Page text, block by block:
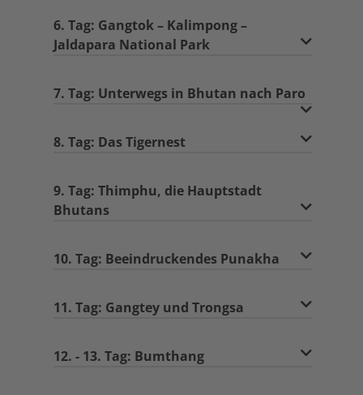
6. Tag: Gangtok – Kalimpong –
Jaldapara National Park
7. Tag: Unterwegs in Bhutan nach Paro
8. Tag: Das Tigernest
9. Tag: Thimphu, die Hauptstadt
Bhutans
10. Tag: Beeindruckendes Punakha
11. Tag: Gangtey und Trongsa
12. - 13. Tag: Bumthang